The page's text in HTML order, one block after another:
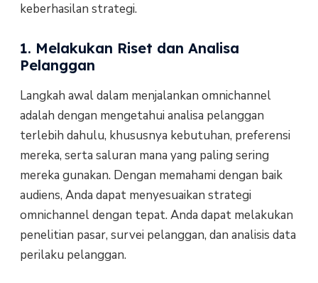
keberhasilan strategi.
1. Melakukan Riset dan Analisa
Pelanggan
Langkah awal dalam menjalankan omnichannel
adalah dengan mengetahui analisa pelanggan
terlebih dahulu, khususnya kebutuhan, preferensi
mereka, serta saluran mana yang paling sering
mereka gunakan. Dengan memahami dengan baik
audiens, Anda dapat menyesuaikan strategi
omnichannel dengan tepat. Anda dapat melakukan
penelitian pasar, survei pelanggan, dan analisis data
perilaku pelanggan.